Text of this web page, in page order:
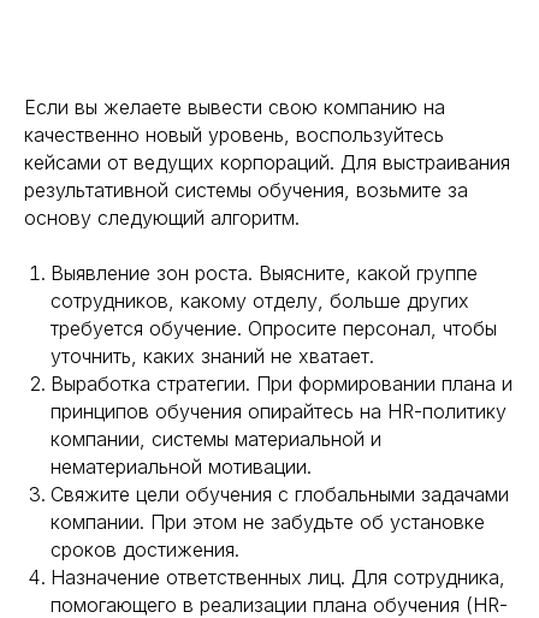
Если вы желаете вывести свою компанию на
качественно новый уровень, воспользуйтесь
кейсами от ведущих корпораций. Для выстраивания
результативной системы обучения, возьмите за
основу следующий алгоритм.
Выявление зон роста. Выясните, какой группе
сотрудников, какому отделу, больше других
требуется обучение. Опросите персонал, чтобы
уточнить, каких знаний не хватает.
Выработка стратегии. При формировании плана и
принципов обучения опирайтесь на HR-политику
компании, системы материальной и
нематериальной мотивации.
Свяжите цели обучения с глобальными задачами
компании. При этом не забудьте об установке
сроков достижения.
Назначение ответственных лиц. Для сотрудника,
помогающего в реализации плана обучения (HR-